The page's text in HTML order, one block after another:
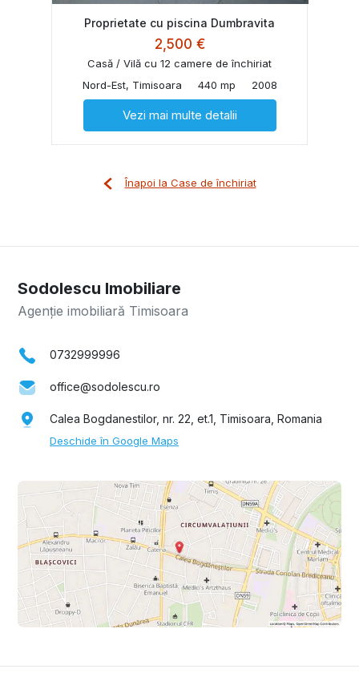
Proprietate cu piscina Dumbravita
2,500 €
Casă / Vilă cu 12 camere de închiriat
Nord-Est, Timisoara
440 mp 2008
Vezi mai multe detalii
Înapoi la Case de închiriat
Sodolescu Imobiliare
Agenție imobiliară Timisoara
0732999996
office@sodolescu.ro
Calea Bogdanestilor, nr. 22, et.1, Timisoara, Romania
Deschide în Google Maps